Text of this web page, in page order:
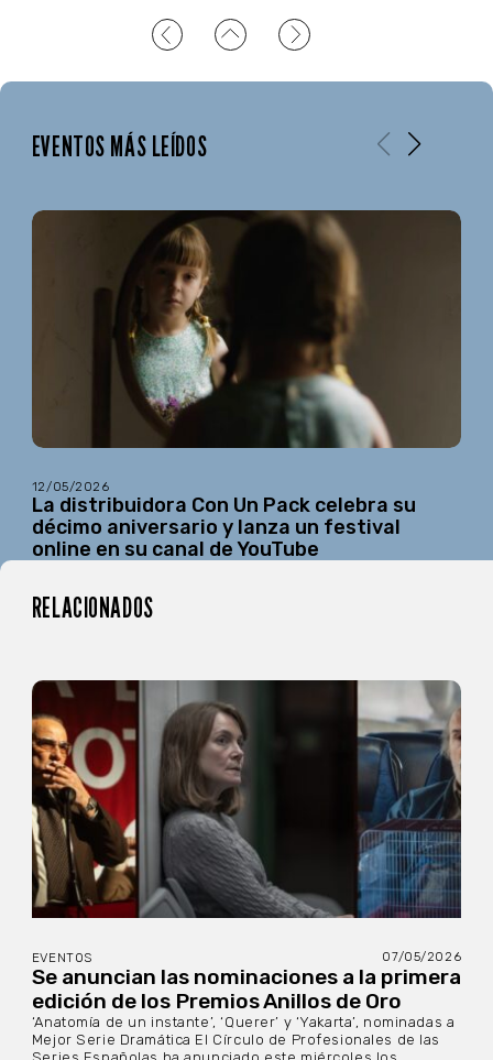
EVENTOS MÁS LEÍDOS
12/05/2026
La distribuidora Con Un Pack celebra su
décimo aniversario y lanza un festival
online en su canal de YouTube
RELACIONADOS
EVENTOS 07/05/2026
Se anuncian las nominaciones a la primera
edición de los Premios Anillos de Oro
‘Anatomía de un instante’, ‘Querer’ y ‘Yakarta’, nominadas a
Mejor Serie Dramática El Círculo de Profesionales de las